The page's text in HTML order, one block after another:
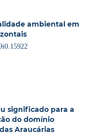
ambiental em
significado para a
do domínio
Araucárias